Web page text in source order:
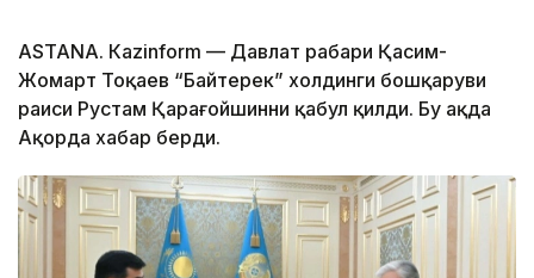
ASTANА. Каzinform — Давлат раҳбари Қасим-
Жомарт Тоқаев “Байтерек” холдинги бошқаруви
раиси Рустам Қарағойшинни қабул қилди. Бу ҳақда
Ақорда хабар берди.